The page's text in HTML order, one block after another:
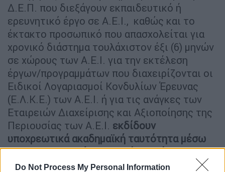
Do Not Process My Personal Information
Δ.Ε.Π. που διεξάγουν εκπαιδευτικό ή
ερευνητικό έργο σε Α.Ε.Ι., καθώς και το
έκτακτο προσωπικό που απασχολείται για
χρονικό διάστημα τουλάχιστον έξι (6) μηνών
σε χώρους των Α.Ε.Ι. για την εκτέλεση
έργων/προγραμμάτων που διαχειρίζονται οι
Ειδικοί Λογαριασμοί Κονδυλίων Έρευνας
(Ε.Λ.Κ.Ε.) των Α.Ε.Ι. ή για τις ανάγκες των
Εταιρειών Διαχείρισης και Αξιοποίησης της
Περιουσίας των Α.Ε.Ι. εκδίδουν
υποχρεωτικά ακαδημαϊκή ταυτότητα μέσω
της Ηλεκτρονικής Υπηρεσίας Απόκτησης
Ακαδημαϊκής Ταυτότητας του Υπουργείου